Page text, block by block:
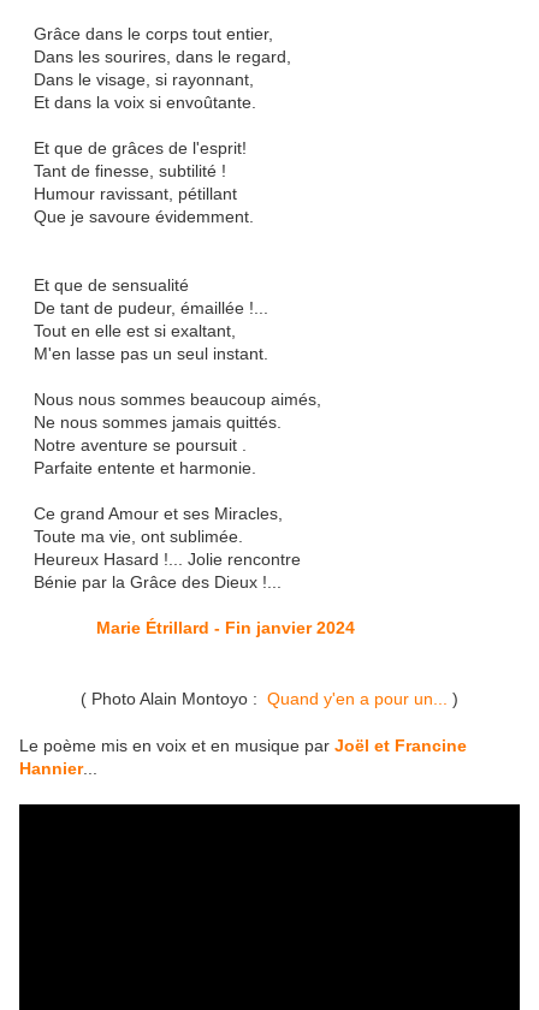
Grâce dans le corps tout entier,
Dans les sourires, dans le regard,
Dans le visage, si rayonnant,
Et dans la voix si envoûtante.
Et que de grâces de l'esprit!
Tant de finesse, subtilité !
Humour ravissant, pétillant
Que je savoure évidemment.
Et que de sensualité
De tant de pudeur, émaillée !...
Tout en elle est si exaltant,
M'en lasse pas un seul instant.
Nous nous sommes beaucoup aimés,
Ne nous sommes jamais quittés.
Notre aventure se poursuit .
Parfaite entente et harmonie.
Ce grand Amour et ses Miracles,
Toute ma vie, ont sublimée.
Heureux Hasard !... Jolie rencontre
Bénie par la Grâce des Dieux !...
Marie Étrillard - Fin janvier 2024
( Photo Alain Montoyo : Quand y'en a pour un... )
Le poème mis en voix et en musique par Joël et Francine
Hannier...